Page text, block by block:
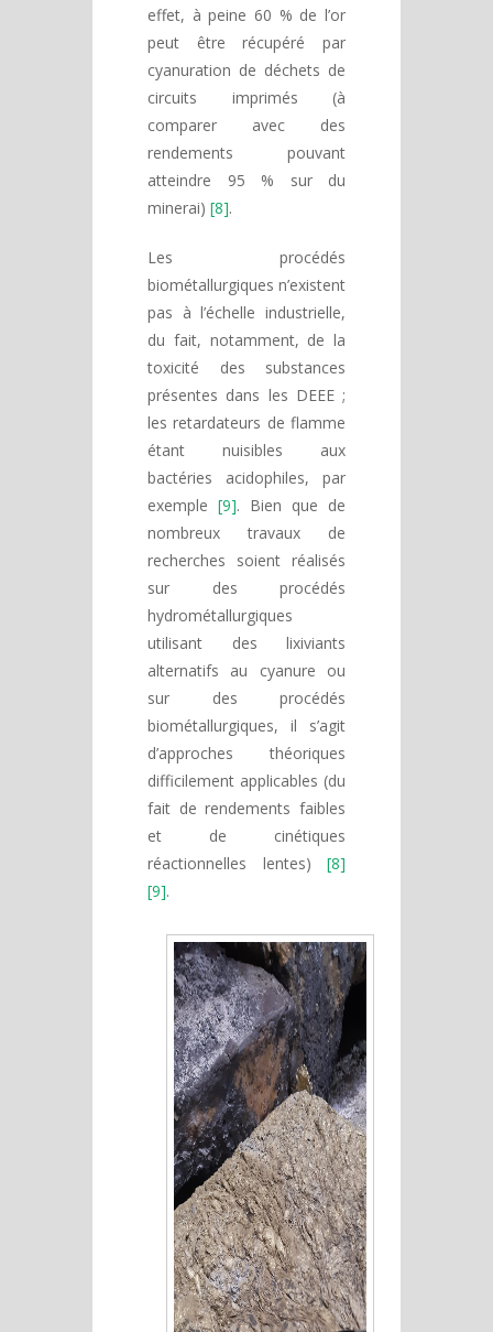
effet, à peine 60 % de l’or
peut être récupéré par
cyanuration de déchets de
circuits imprimés (à
comparer avec des
rendements pouvant
atteindre 95 % sur du
minerai) [8].
Les procédés
biométallurgiques n’existent
pas à l’échelle industrielle,
du fait, notamment, de la
toxicité des substances
présentes dans les DEEE ;
les retardateurs de flamme
étant nuisibles aux
bactéries acidophiles, par
exemple [9]. Bien que de
nombreux travaux de
recherches soient réalisés
sur des procédés
hydrométallurgiques
utilisant des lixiviants
alternatifs au cyanure ou
sur des procédés
biométallurgiques, il s’agit
d’approches théoriques
difficilement applicables (du
fait de rendements faibles
et de cinétiques
réactionnelles lentes) [8]
[9].